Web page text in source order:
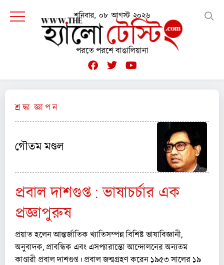
শনিবার, ০৮ আগস্ট ২০২৬
পরতে পরশে বাঙালিয়ানা
শ্র দ্ধা জ্ঞা প ন
গৌতম মণ্ডল
প্রবাল দাশগুপ্ত : ভাষাচর্চার এক
প্রজ্ঞাপুরুষ
প্রয়াত হলেন আন্তর্জাতিক খ্যাতিসম্পন্ন বিশিষ্ট ভাষাবিজ্ঞানী,
অনুবাদক, প্রাবন্ধিক এবং এসপ্যারান্তো আন্দোলনের অন্যতম
কাণ্ডারী প্রবাল দাশগুপ্ত। প্রবাল জন্মগ্ৰহণ করেন ১৯৫৩ সালের ১৯